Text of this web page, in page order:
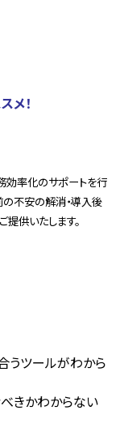
メ！
効率化のサポートを行
の不安の解消・導入後
供いたします。
うツールがわから
きかわからない